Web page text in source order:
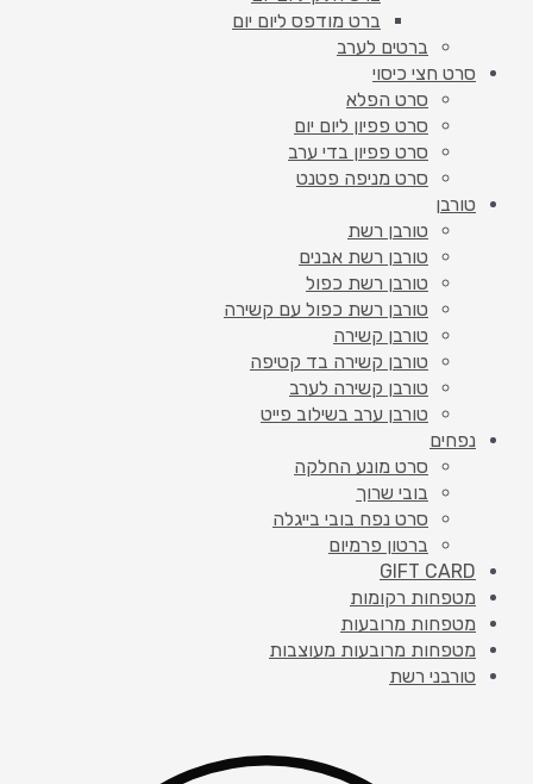
ברט מודפס ליום יום
ברטים לערב
סרט חצי כיסוי
סרט הפלא
סרט פפיון ליום יום
סרט פפיון בדי ערב
סרט מניפה פטנט
טורבן
טורבן רשת
טורבן רשת אבנים
טורבן רשת כפול
טורבן רשת כפול עם קשירה
טורבן קשירה
טורבן קשירה בד קטיפה
טורבן קשירה לערב
טורבן ערב בשילוב פייט
נפחים
סרט מונע החלקה
בובי שרוך
סרט נפח בובי בייגלה
ברטון פרמיום
GIFT CARD
מטפחות רקומות
מטפחות מרובעות
מטפחות מרובעות מעוצבות
טורבני רשת